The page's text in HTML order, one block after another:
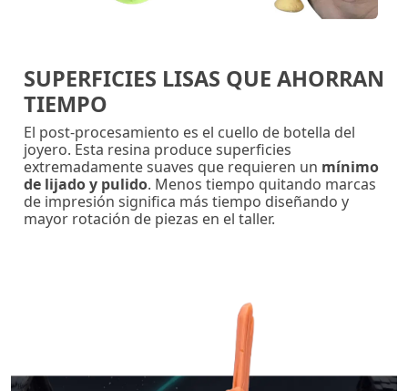
SUPERFICIES LISAS QUE AHORRAN
TIEMPO
El post-procesamiento es el cuello de botella del
joyero. Esta resina produce superficies
extremadamente suaves que requieren un mínimo
de lijado y pulido. Menos tiempo quitando marcas
de impresión significa más tiempo diseñando y
mayor rotación de piezas en el taller.